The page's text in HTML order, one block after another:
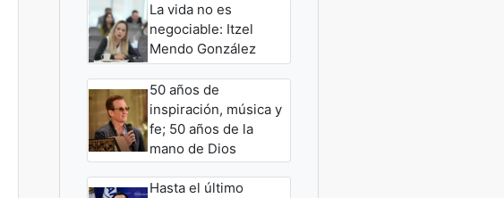
La vida no es
negociable: Itzel
Mendo González
50 años de
inspiración, música y
fe; 50 años de la
mano de Dios
Hasta el último